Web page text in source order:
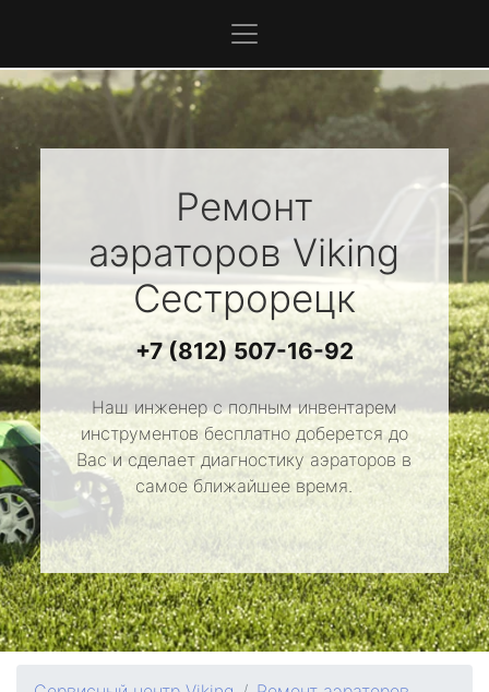
Ремонт
аэраторов Viking
Сестрорецк
+7 (812) 507-16-92
Наш инженер с полным инвентарем
инструментов бесплатно доберется до
Вас и сделает диагностику аэраторов в
самое ближайшее время.